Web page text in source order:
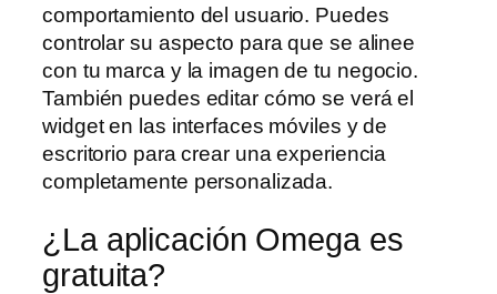
comportamiento del usuario. Puedes
controlar su aspecto para que se alinee
con tu marca y la imagen de tu negocio.
También puedes editar cómo se verá el
widget en las interfaces móviles y de
escritorio para crear una experiencia
completamente personalizada.
¿La aplicación Omega es
gratuita?